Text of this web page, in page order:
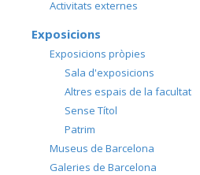
Activitats externes
Exposicions
Exposicions pròpies
Sala d'exposicions
Altres espais de la facultat
Sense Títol
Patrim
Museus de Barcelona
Galeries de Barcelona